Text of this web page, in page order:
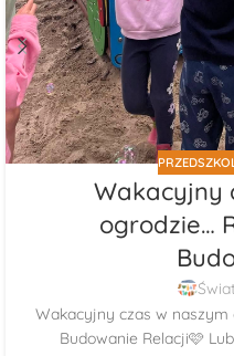
Wakacyjny
ogrodzie…
Wakacyjny czas w
Budowanie Relacji🩷